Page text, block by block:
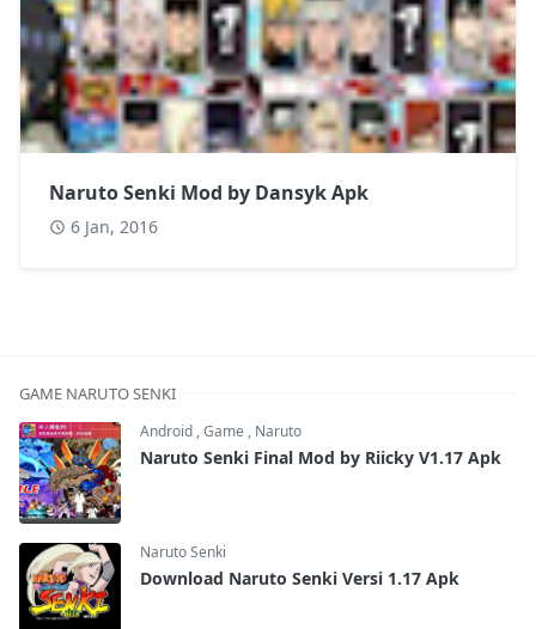
Naruto Senki Mod by Dansyk Apk
6 Jan, 2016
GAME NARUTO SENKI
Android ,Game , Naruto
Naruto Senki Final Mod by Riicky V1.17 Apk
Naruto Senki
Download Naruto Senki Versi 1.17 Apk